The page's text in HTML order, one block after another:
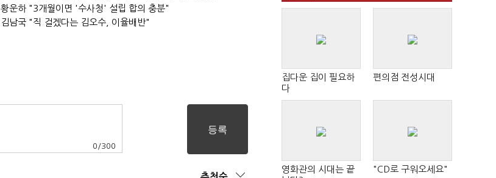
황운하 "3개월이면 '수사청' 설립 합의 충분"
김남국 "직 걸겠다는 김오수, 이율배반"
0 /300
집다운 집이 필요하
다
편의점 전성시대
영화관의 시대는 끝
"CD로 구워오세요"